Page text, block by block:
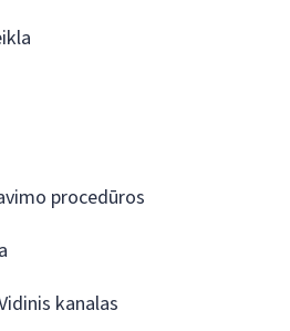
procedūros
kanalas